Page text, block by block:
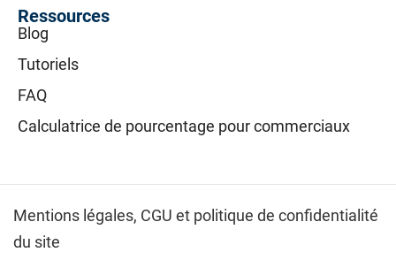
Ressources
Blog
Tutoriels
FAQ
Calculatrice de pourcentage pour commerciaux
Mentions légales, CGU et politique de confidentialité
du site